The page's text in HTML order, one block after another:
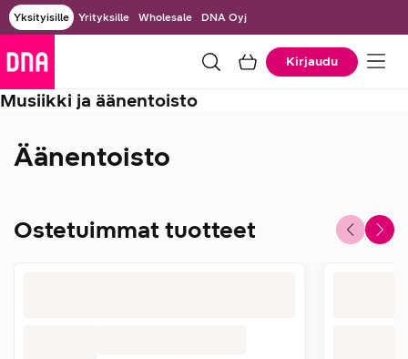
Yksityisille Yrityksille Wholesale DNA Oyj
Kirjaudu
Musiikki ja äänentoisto
Äänentoisto
Ostetuimmat tuotteet